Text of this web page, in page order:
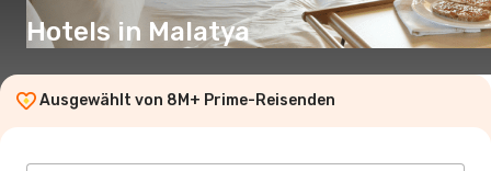
Hotels in Malatya
Ausgewählt von 8M+ Prime-Reisenden